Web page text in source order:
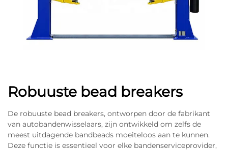
Robuuste bead breakers
De robuuste bead breakers, ontworpen door de fabrikant
van autobandenwisselaars, zijn ontwikkeld om zelfs de
meest uitdagende bandbeads moeiteloos aan te kunnen.
Deze functie is essentieel voor elke bandenserviceprovider,